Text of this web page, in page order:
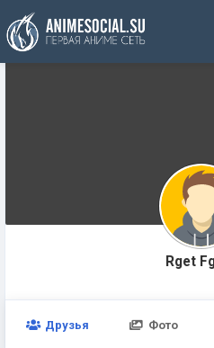
Funding
Rget
Друзья Фото